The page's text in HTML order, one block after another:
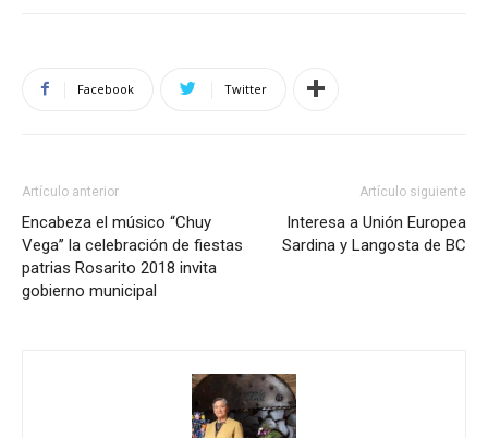
Facebook Twitter
Artículo anterior
Encabeza el músico “Chuy
Vega’’ la celebración de fiestas
patrias Rosarito 2018 invita
gobierno municipal
Artículo siguiente
Interesa a Unión Europea
Sardina y Langosta de BC